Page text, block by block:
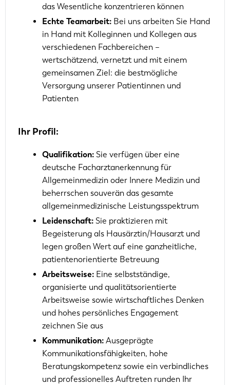
das Wesentliche konzentrieren können
Echte Teamarbeit: Bei uns arbeiten Sie Hand
in Hand mit Kolleginnen und Kollegen aus
verschiedenen Fachbereichen –
wertschätzend, vernetzt und mit einem
gemeinsamen Ziel: die bestmögliche
Versorgung unserer Patientinnen und
Patienten
Ihr Profil:
Qualifikation: Sie verfügen über eine
deutsche Facharztanerkennung für
Allgemeinmedizin oder Innere Medizin und
beherrschen souverän das gesamte
allgemeinmedizinische Leistungsspektrum
Leidenschaft: Sie praktizieren mit
Begeisterung als Hausärztin/Hausarzt und
legen großen Wert auf eine ganzheitliche,
patientenorientierte Betreuung
Arbeitsweise: Eine selbstständige,
organisierte und qualitätsorientierte
Arbeitsweise sowie wirtschaftliches Denken
und hohes persönliches Engagement
zeichnen Sie aus
Kommunikation: Ausgeprägte
Kommunikationsfähigkeiten, hohe
Beratungskompetenz sowie ein verbindliches
und professionelles Auftreten runden Ihr